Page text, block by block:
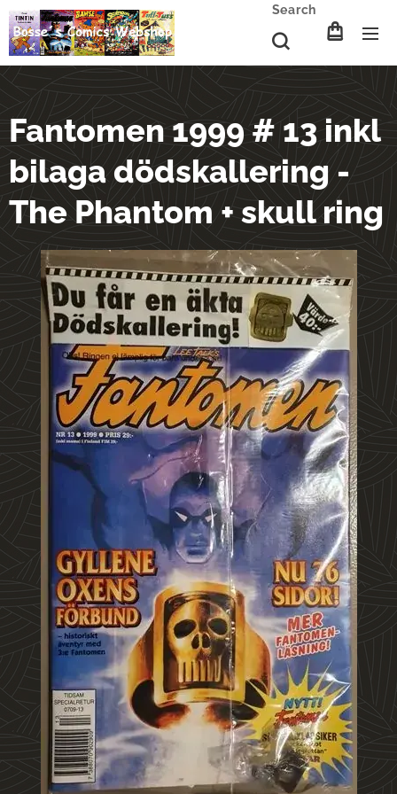
Search
Fantomen 1999 # 13 inkl
bilaga dödskallering -
The Phantom + skull ring